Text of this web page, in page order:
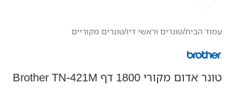
עמוד הבית/טונרים וראשי דיו/טונרים מקוריים
טונר אדום מקורי 1800 דף Brother TN-421M